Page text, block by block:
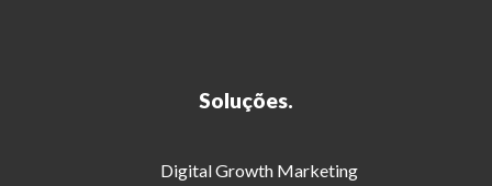
Soluções.
Digital Growth Marketing